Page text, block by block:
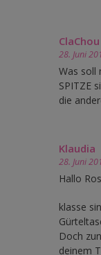
ClaChou
28. Juni
Was soll
SPITZE
die
Klaudia
28. Juni
Hallo
klasse
Doch
deinem